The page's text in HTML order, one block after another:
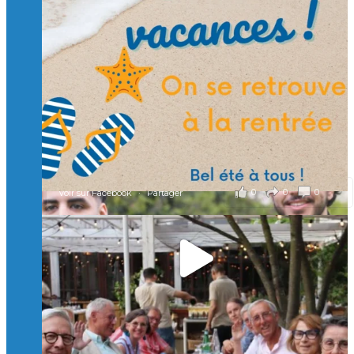
et contribuons ensemble à former les générations
d’ingénieurs de demain. 🙏
Merci à tous !
🎯 Taxe d’apprentissage 2026 : avec l'Isep, investissez pour
un numérique au service de l'humain !
À l’Isep, nous formons des ingénieurs, des bachelors, des
Mastères Spécialisés, qui allient excellence technologique et
valeurs humaines, au cœur de notre pro
...Voir plus
il y a 2 mois
0 0 0
Voir sur Facebook · Partager
🚀Afterwork à Genève 🚀
🥳 Le 22 avril dernier, 14 Alumni vivant / travaillant
en Suisse ont partagé un moment convivial de
retrouvailles et d'échanges !
Merci à tous pour votre présence et à Alexandre